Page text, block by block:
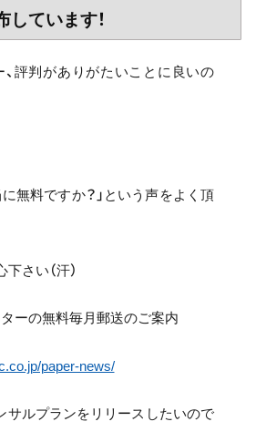
ています！
評判がありがたいことに良いの
に無料ですか？」という声をよく頂
さい（汗）
ーの無料毎月郵送のご案内
paper-news/
サルプランをリリースしたいので